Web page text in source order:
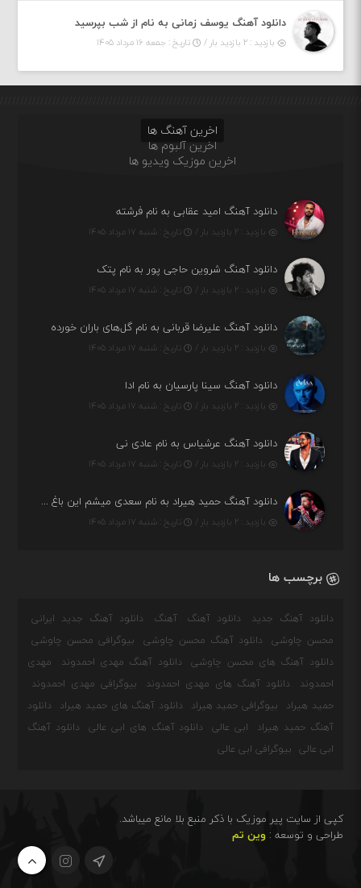
دانلود آهنگ یوسف زمانی به نام از شب بپرسید
بازدید : ۲ بازدید بار / تاریخ : جمعه ۱۶ مرداد ۱۴۰۵
اخرین آهنگ ها
اخرین آلبوم ها
اخرین موزیک ویدیو ها
دانلود آهنگ امید عقابی به نام فرشته
بازدید : ۲ بازدید بار / تاریخ : شنبه ۱۷ مرداد ۱۴۰۵
دانلود آهنگ شروین حاجی پور به نام پتک
بازدید : ۲ بازدید بار / تاریخ : شنبه ۱۷ مرداد ۱۴۰۵
دانلود آهنگ علیرضا قربانی به نام گل‌های باران خورده
بازدید : ۲ بازدید بار / تاریخ : شنبه ۱۷ مرداد ۱۴۰۵
دانلود آهنگ سینا پارسیان به نام ادا
بازدید : ۲ بازدید بار / تاریخ : شنبه ۱۷ مرداد ۱۴۰۵
دانلود آهنگ عرشیاس به نام عادی نی
بازدید : ۲ بازدید بار / تاریخ : شنبه ۱۷ مرداد ۱۴۰۵
دانلود آهنگ حمید هیراد به نام سعدی میشم این باغ و گلستون کنی واسم خیام زمانه ام به تو پرت حواسم
بازدید : ۲ بازدید بار / تاریخ : شنبه ۱۷ مرداد ۱۴۰۵
برچسب ها
دانلود آهنگ جدید دانلود آهنگ آهنگ
دانلود آهنگ جدید ایرانی
محسن چاوشی
دانلود آهنگ محسن چاوشی
بیوگرافی محسن چاوشی
دانلود آهنگ های محسن چاوشی
دانلود آهنگ مهدی احمدوند
مهدی
احمدوند
دانلود آهنگ های مهدی احمدوند
بیوگرافی مهدی احمدوند
حمید هیراد
بیوگرافی حمید هیراد دانلود آهنگ های حمید هیراد
دانلود
آهنگ حمید هیراد
ابی عالی دانلود آهنگ های ابی عالی
دانلود آهنگ
ابی عالی
بیوگرافی ابی عالی
کپی از سایت پیر موزیک با ذکر منبع بلا مانع میباشد.
طراحی و توسعه :وین تم